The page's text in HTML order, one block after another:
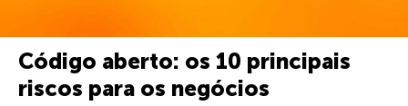
Código aberto: os 10 principais
riscos para os negócios